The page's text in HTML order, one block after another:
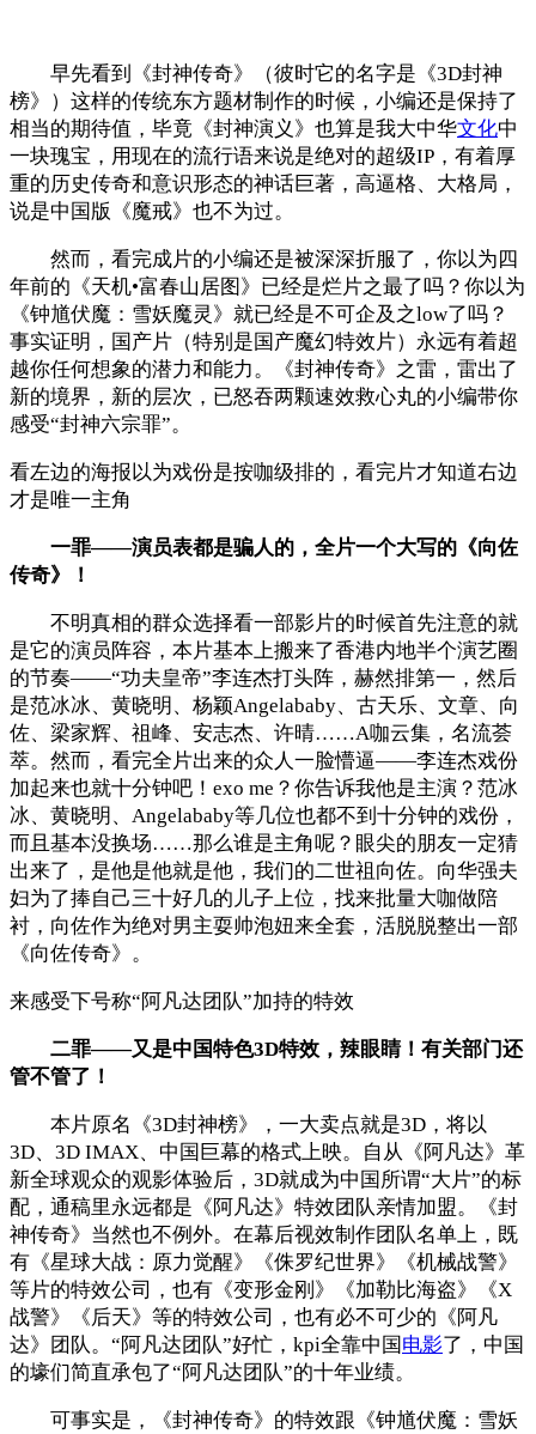
早先看到《封神传奇》（彼时它的名字是《3D封神
榜》）这样的传统东方题材制作的时候，小编还是保持了
相当的期待值，毕竟《封神演义》也算是我大中华文化中
一块瑰宝，用现在的流行语来说是绝对的超级IP，有着厚
重的历史传奇和意识形态的神话巨著，高逼格、大格局，
说是中国版《魔戒》也不为过。
然而，看完成片的小编还是被深深折服了，你以为四
年前的《天机•富春山居图》已经是烂片之最了吗？你以为
《钟馗伏魔：雪妖魔灵》就已经是不可企及之low了吗？
事实证明，国产片（特别是国产魔幻特效片）永远有着超
越你任何想象的潜力和能力。《封神传奇》之雷，雷出了
新的境界，新的层次，已怒吞两颗速效救心丸的小编带你
感受“封神六宗罪”。
看左边的海报以为戏份是按咖级排的，看完片才知道右边
才是唯一主角
一罪——演员表都是骗人的，全片一个大写的《向佐
传奇》！
不明真相的群众选择看一部影片的时候首先注意的就
是它的演员阵容，本片基本上搬来了香港内地半个演艺圈
的节奏——“功夫皇帝”李连杰打头阵，赫然排第一，然后
是范冰冰、黄晓明、杨颖Angelababy、古天乐、文章、向
佐、梁家辉、祖峰、安志杰、许晴……A咖云集，名流荟
萃。然而，看完全片出来的众人一脸懵逼——李连杰戏份
加起来也就十分钟吧！exo me？你告诉我他是主演？范冰
冰、黄晓明、Angelababy等几位也都不到十分钟的戏份，
而且基本没换场……那么谁是主角呢？眼尖的朋友一定猜
出来了，是他是他就是他，我们的二世祖向佐。向华强夫
妇为了捧自己三十好几的儿子上位，找来批量大咖做陪
衬，向佐作为绝对男主耍帅泡妞来全套，活脱脱整出一部
《向佐传奇》。
来感受下号称“阿凡达团队”加持的特效
二罪——又是中国特色3D特效，辣眼睛！有关部门还
管不管了！
本片原名《3D封神榜》，一大卖点就是3D，将以
3D、3D IMAX、中国巨幕的格式上映。自从《阿凡达》革
新全球观众的观影体验后，3D就成为中国所谓“大片”的标
配，通稿里永远都是《阿凡达》特效团队亲情加盟。《封
神传奇》当然也不例外。在幕后视效制作团队名单上，既
有《星球大战：原力觉醒》《侏罗纪世界》《机械战警》
等片的特效公司，也有《变形金刚》《加勒比海盗》《X
战警》《后天》等的特效公司，也有必不可少的《阿凡
达》团队。“阿凡达团队”好忙，kpi全靠中国 电影了，中国
的壕们简直承包了“阿凡达团队”的十年业绩。
可事实是，《封神传奇》的特效跟《钟馗伏魔：雪妖